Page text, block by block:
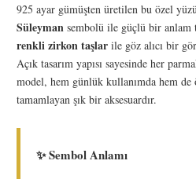
925 ayar gümüşten üretilen bu özel
Süleyman sembolü ile güçlü bir anlam
renkli zirkon taşlar ile göz alıcı bir
Açık tasarım yapısı sayesinde her
model, hem günlük kullanımda hem
tamamlayan şık bir aksesuardır.
✨ Sembol Anlamı